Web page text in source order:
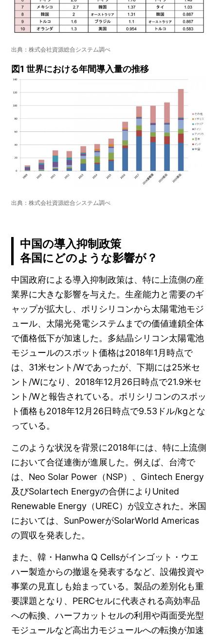
出典：株式会社資源総合システム調べ
図1 世界における年間導入量の推移
出典：株式会社資源総合システム調べ
中国の導入抑制政策
各国にどのような影響が？
中国政府による導入抑制政策は、特に上流側の産
業界に大きな影響を与えた。生産能力と需要のギ
ャップが拡大し、ポリシリコンから太陽電池モジ
ュール、太陽光発電システムまでの価値連鎖全体
で価格低下が加速した。多結晶シリコン太陽電池
モジュールのスポット価格は2018年1月時点で
は、31米セント/Wであったが、下期には25米セ
ント/Wになり、2018年12月26日時点で21.9米セ
ント/Wと報告されている。ポリシリコンのスポッ
ト価格も2018年12月26日時点で9.53ドル/kgとな
っている。
このような状況を背景に2018年には、特に上流側
において合従連衡が進展した。例えば、台湾で
は、Neo Solar Power（NSP）、Gintech Energy
及びSolartech Energyの合併によりUnited
Renewable Energy（UREC）が設立された。米国
においては、SunPowerがSolarWorld Americas
の買収を発表した。
また、韓・Hanwha Q Cellsがインゴット・ウエ
ハー製造からの撤退を発表するなど、設備投資や
事業の見直しも始まっている。製品の差別化も重
要課題となり、PERCセルに代表される高効率品
への転換、ハーフカットセルの利用や両面受光型
モジュールなど高出力モジュールへの転換が加速